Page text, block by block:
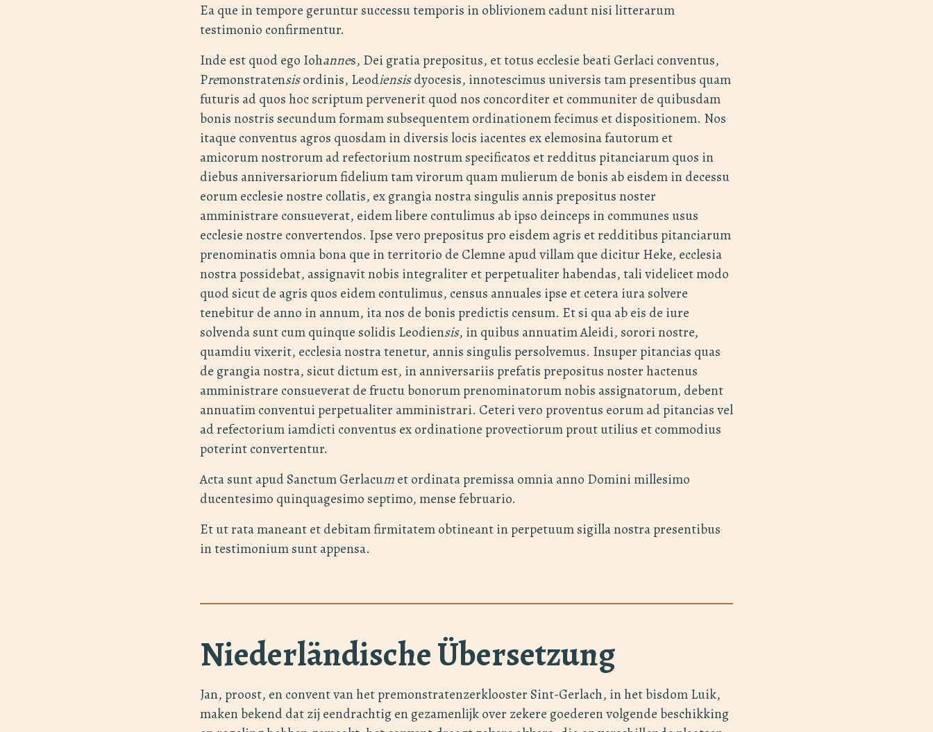
Ea que in tempore geruntur successu temporis in oblivionem cadunt nisi litterarum
testimonio confirmentur.
Inde est quod ego Iohannes, Dei gratia prepositus, et totus ecclesie beati Gerlaci conventus,
Premonstratensisordinis, Leodiensisdyocesis, innotescimus universis tam presentibus quam
futuris ad quos hoc scriptum pervenerit quod nos concorditer et communiter de quibusdam
bonis nostris secundum formam subsequentem ordinationem fecimus et dispositionem. Nos
itaque conventus agros quosdam in diversis locis iacentes ex elemosina fautorum et
amicorum nostrorum ad refectorium nostrum specificatos et redditus pitanciarum quos in
diebus anniversariorum fidelium tam virorum quam mulierum de bonis ab eisdem in decessu
eorum ecclesie nostre collatis, ex grangia nostra singulis annis prepositus noster
amministrare consueverat, eidem libere contulimus ab ipso deinceps in communes usus
ecclesie nostre convertendos. Ipse vero prepositus pro eisdem agris et redditibus pitanciarum
prenominatis omnia bona que in territorio de Clemne apud villam que dicitur Heke, ecclesia
nostra possidebat, assignavit nobis integraliter et perpetualiter habendas, tali videlicet modo
quod sicut de agris quos eidem contulimus, census annuales ipse et cetera iura solvere
tenebitur de anno in annum, ita nos de bonis predictis censum. Et si qua ab eis de iure
solvenda sunt cum quinque solidis Leodiensis, in quibus annuatim Aleidi, sorori nostre,
quamdiu vixerit, ecclesia nostra tenetur, annis singulis persolvemus. Insuper pitancias quas
de grangia nostra, sicut dictum est, in anniversariis prefatis prepositus noster hactenus
amministrare consueverat de fructu bonorum prenominatorum nobis assignatorum, debent
annuatim conventui perpetualiter amministrari. Ceteri vero proventus eorum ad pitancias vel
ad refectorium iamdicti conventus ex ordinatione provectiorum prout utilius et commodius
poterint convertentur.
Acta sunt apud Sanctum Gerlacumet ordinata premissa omnia anno Domini millesimo
ducentesimo quinquagesimo septimo, mense februario.
Et ut rata maneant et debitam firmitatem obtineant in perpetuum sigilla nostra presentibus
in testimonium sunt appensa.
Niederländische Übersetzung
Jan, proost, en convent van het premonstratenzerklooster Sint-Gerlach, in het bisdom Luik,
maken bekend dat zij eendrachtig en gezamenlijk over zekere goederen volgende beschikking